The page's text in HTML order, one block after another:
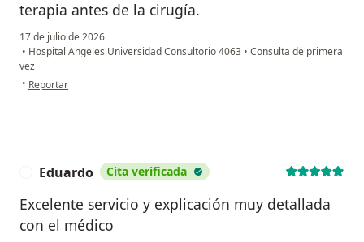
terapia antes de la cirugía.
17 de julio de 2026
• Hospital Angeles Universidad Consultorio 4063 • Consulta de primera
vez
• en opinión del usuario JZW
Reportar
Eduardo Cita verificada
Excelente servicio y explicación muy detallada
con el médico